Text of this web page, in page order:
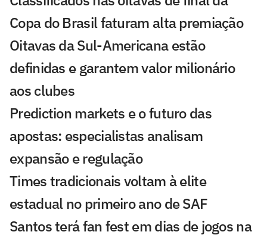
Copa do Brasil faturam alta premiação
Oitavas da Sul-Americana estão
definidas e garantem valor milionário
aos clubes
Prediction markets e o futuro das
apostas: especialistas analisam
expansão e regulação
Times tradicionais voltam à elite
estadual no primeiro ano de SAF
Santos terá fan fest em dias de jogos na